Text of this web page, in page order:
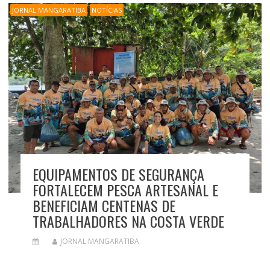
JORNAL MANGARATIBA NOTÍCIAS
EQUIPAMENTOS DE SEGURANÇA
FORTALECEM PESCA ARTESANAL E
BENEFICIAM CENTENAS DE
TRABALHADORES NA COSTA VERDE
JORNAL MANGARATIBA